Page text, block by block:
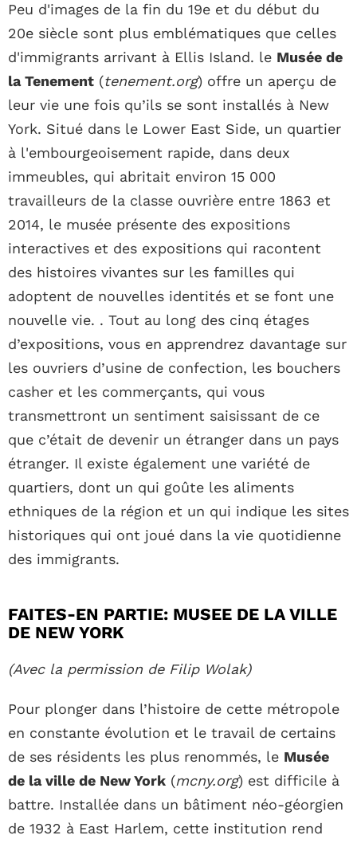
Peu d'images de la fin du 19e et du début du
20e siècle sont plus emblématiques que celles
d'immigrants arrivant à Ellis Island. le Musée de
la Tenement (tenement.org) offre un aperçu de
leur vie une fois qu’ils se sont installés à New
York. Situé dans le Lower East Side, un quartier
à l'embourgeoisement rapide, dans deux
immeubles, qui abritait environ 15 000
travailleurs de la classe ouvrière entre 1863 et
2014, le musée présente des expositions
interactives et des expositions qui racontent
des histoires vivantes sur les familles qui
adoptent de nouvelles identités et se font une
nouvelle vie. . Tout au long des cinq étages
d’expositions, vous en apprendrez davantage sur
les ouvriers d’usine de confection, les bouchers
casher et les commerçants, qui vous
transmettront un sentiment saisissant de ce
que c’était de devenir un étranger dans un pays
étranger. Il existe également une variété de
quartiers, dont un qui goûte les aliments
ethniques de la région et un qui indique les sites
historiques qui ont joué dans la vie quotidienne
des immigrants.
FAITES-EN PARTIE: MUSEE DE LA VILLE
DE NEW YORK
(Avec la permission de Filip Wolak)
Pour plonger dans l’histoire de cette métropole
en constante évolution et le travail de certains
de ses résidents les plus renommés, le Musée
de la ville de New York (mcny.org) est difficile à
battre. Installée dans un bâtiment néo-géorgien
de 1932 à East Harlem, cette institution rend